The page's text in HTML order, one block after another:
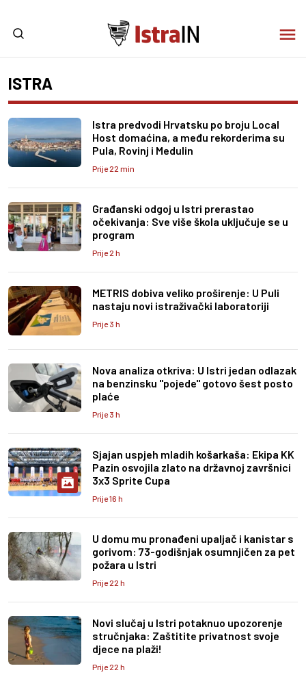
ISTRA
Istra predvodi Hrvatsku po broju Local
Host domaćina, a među rekorderima su
Pula, Rovinj i Medulin
Prije 22 min
Građanski odgoj u Istri prerastao
očekivanja: Sve više škola uključuje se u
program
Prije 2 h
METRIS dobiva veliko proširenje: U Puli
nastaju novi istraživački laboratoriji
Prije 3 h
Nova analiza otkriva: U Istri jedan odlazak
na benzinsku "pojede" gotovo šest posto
plaće
Prije 3 h
Sjajan uspjeh mladih košarkaša: Ekipa KK
Pazin osvojila zlato na državnoj završnici
3x3 Sprite Cupa
Prije 16 h
U domu mu pronađeni upaljač i kanistar s
gorivom: 73-godišnjak osumnjičen za pet
požara u Istri
Prije 22 h
Novi slučaj u Istri potaknuo upozorenje
stručnjaka: Zaštitite privatnost svoje
djece na plaži!
Prije 22 h